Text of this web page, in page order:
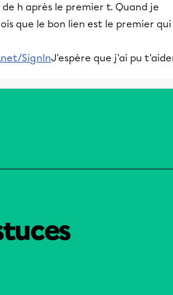
h après le premier t. Quand je
que le bon lien est le premier qui
SignInJ'espère que j'ai pu